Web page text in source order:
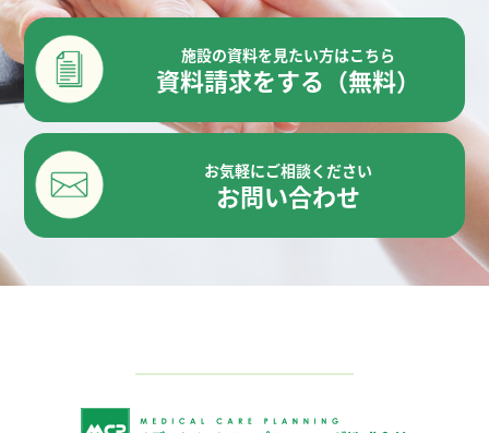
施設の資料を見たい方はこちら
資料請求をする（無料）
お気軽にご相談ください
お問い合わせ